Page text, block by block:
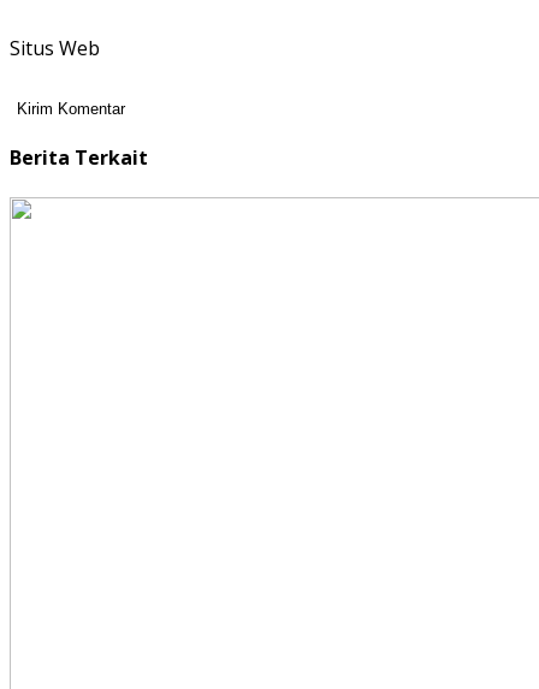
Situs Web
Berita Terkait